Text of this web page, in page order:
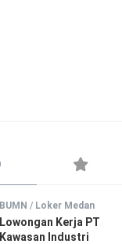
BUMN / Loker Medan
Lowongan Kerja PT
Kawasan Industri